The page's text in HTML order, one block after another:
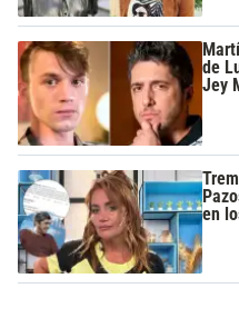
de
Jey
en